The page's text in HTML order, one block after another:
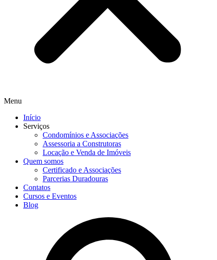
Menu
Início
Serviços
Condomínios e Associações
Assessoria a Construtoras
Locação e Venda de Imóveis
Quem somos
Certificado e Associações
Parcerias Duradouras
Contatos
Cursos e Eventos
Blog